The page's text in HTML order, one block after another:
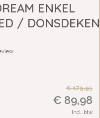
ENKEL
/ DONSDEKEN
€ 179,95
€ 89,98
Incl. btw